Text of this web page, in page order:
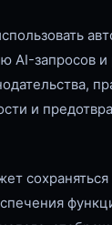
AI-запросов и
и
сохраняться